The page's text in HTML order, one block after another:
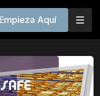
Empieza Aquí